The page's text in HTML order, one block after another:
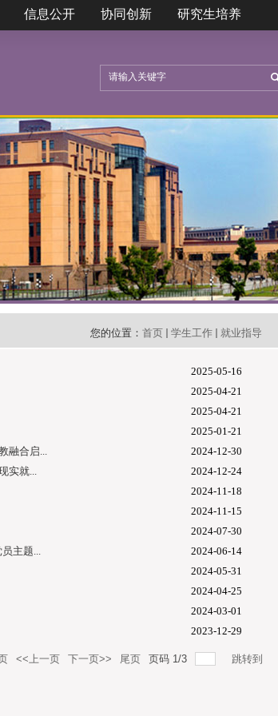
信息公开 协同创新 研究生培养
您的位置： 首页 学生工作 就业指导
2025-05-16
2025-04-21
2025-04-21
2025-01-21
融合启...
2024-12-30
实就...
2024-12-24
2024-11-18
2024-11-15
2024-07-30
主题...
2024-06-14
2024-05-31
2024-04-25
2024-03-01
2023-12-29
<<上一页 下一页>> 尾页 页码 1/3 跳转到